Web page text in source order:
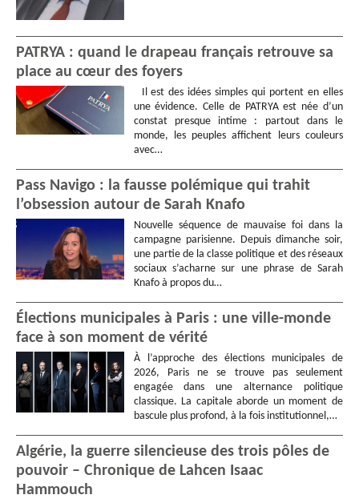
PATRYA : quand le drapeau français retrouve sa
place au cœur des foyers
Il est des idées simples qui portent en elles
une évidence. Celle de PATRYA est née d’un
constat presque intime : partout dans le
monde, les peuples affichent leurs couleurs
avec…
Pass Navigo : la fausse polémique qui trahit
l’obsession autour de Sarah Knafo
Nouvelle séquence de mauvaise foi dans la
campagne parisienne. Depuis dimanche soir,
une partie de la classe politique et des réseaux
sociaux s’acharne sur une phrase de Sarah
Knafo à propos du…
Élections municipales à Paris : une ville-monde
face à son moment de vérité
À l’approche des élections municipales de
2026, Paris ne se trouve pas seulement
engagée dans une alternance politique
classique. La capitale aborde un moment de
bascule plus profond, à la fois institutionnel,…
Algérie, la guerre silencieuse des trois pôles de
pouvoir – Chronique de Lahcen Isaac
Hammouch